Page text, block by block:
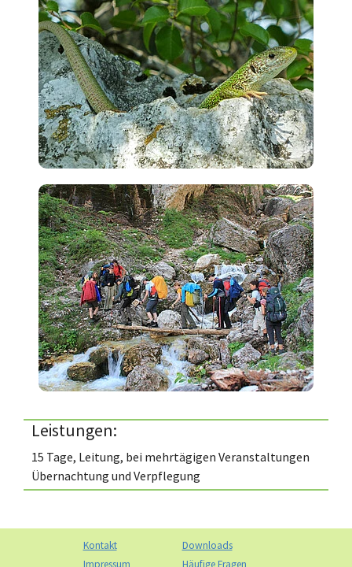
Leistungen:
15 Tage, Leitung, bei mehrtägigen Veranstaltungen
Übernachtung und Verpflegung
Kontakt
Downloads